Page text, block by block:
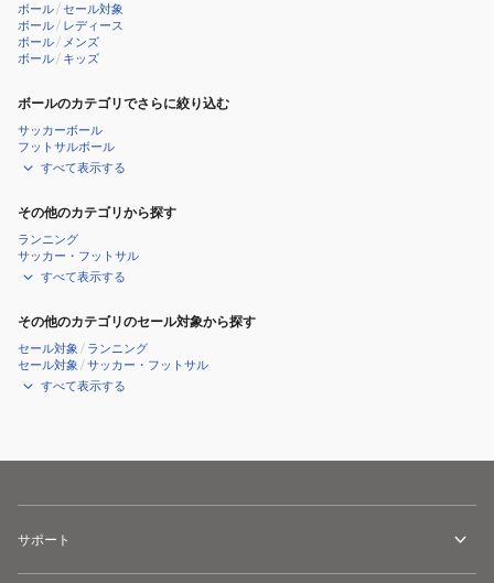
ボール/セール対象
ボール/ レディース
ボール/ メンズ
ボール/ キッズ
ボールのカテゴリでさらに絞り込む
サッカーボール
フットサルボール
すべて表示する
その他のカテゴリから探す
ランニング
サッカー・フットサル
すべて表示する
その他のカテゴリのセール対象から探す
セール対象 / ランニング
セール対象 /サッカー・フットサル
すべて表示する
サポート